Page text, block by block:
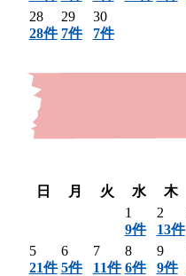
28
28件
29
7件
30
7件
日
月 火 水 木
1
9件
2
13件
5
21件
6
5件
7
11件
8
6件
9
9件